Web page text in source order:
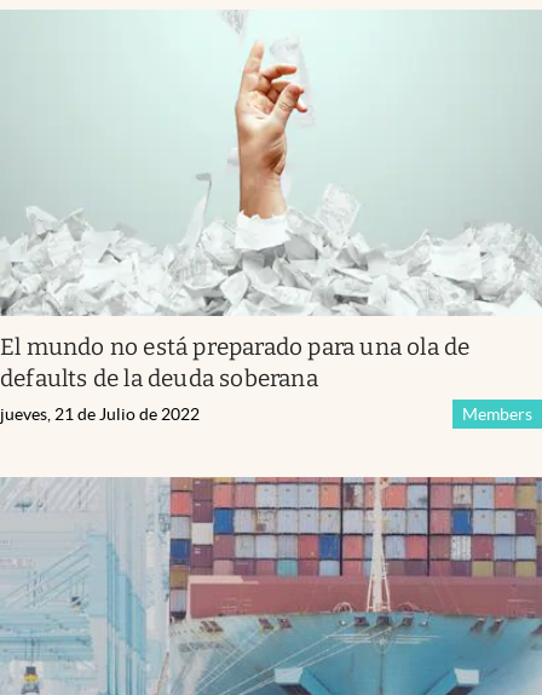
El mundo no está preparado para una ola de
defaults de la deuda soberana
Members
jueves, 21 de Julio de 2022